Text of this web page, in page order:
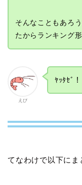
そんなこともあろ
たからランキング
えび
ﾔｯﾀｾﾞ！
てなわけで以下にま